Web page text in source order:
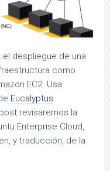
despliegue de una
como
EC2. Usa
Eucalyptus
revisaremos la
Enterprise Cloud,
y traducción, de la